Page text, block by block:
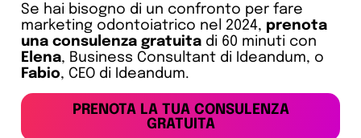
Se hai bisogno di un confronto per fare
marketing odontoiatrico nel 2024, prenota
una consulenza gratuita di 60 minuti con
Elena, Business Consultant di Ideandum, o
Fabio, CEO di Ideandum.
PRENOTA LA TUA CONSULENZA
GRATUITA